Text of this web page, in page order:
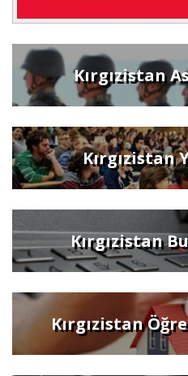
Kırgızistan
Kırgızistan
Kırgızistan
Kırgızistan